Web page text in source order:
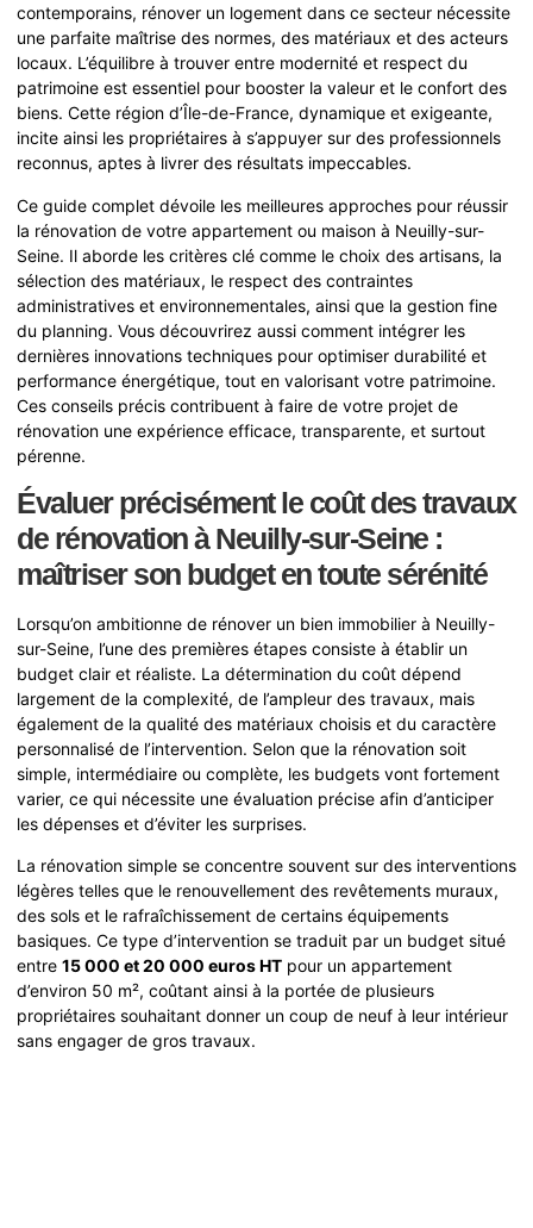
contemporains, rénover un logement dans ce secteur nécessite
une parfaite maîtrise des normes, des matériaux et des acteurs
locaux. L’équilibre à trouver entre modernité et respect du
patrimoine est essentiel pour booster la valeur et le confort des
biens. Cette région d’Île-de-France, dynamique et exigeante,
incite ainsi les propriétaires à s’appuyer sur des professionnels
reconnus, aptes à livrer des résultats impeccables.
Ce guide complet dévoile les meilleures approches pour réussir
la rénovation de votre appartement ou maison à Neuilly-sur-
Seine. Il aborde les critères clé comme le choix des artisans, la
sélection des matériaux, le respect des contraintes
administratives et environnementales, ainsi que la gestion fine
du planning. Vous découvrirez aussi comment intégrer les
dernières innovations techniques pour optimiser durabilité et
performance énergétique, tout en valorisant votre patrimoine.
Ces conseils précis contribuent à faire de votre projet de
rénovation une expérience efficace, transparente, et surtout
pérenne.
Évaluer précisément le coût des travaux
de rénovation à Neuilly-sur-Seine :
maîtriser son budget en toute sérénité
Lorsqu’on ambitionne de rénover un bien immobilier à Neuilly-
sur-Seine, l’une des premières étapes consiste à établir un
budget clair et réaliste. La détermination du coût dépend
largement de la complexité, de l’ampleur des travaux, mais
également de la qualité des matériaux choisis et du caractère
personnalisé de l’intervention. Selon que la rénovation soit
simple, intermédiaire ou complète, les budgets vont fortement
varier, ce qui nécessite une évaluation précise afin d’anticiper
les dépenses et d’éviter les surprises.
La rénovation simple se concentre souvent sur des interventions
légères telles que le renouvellement des revêtements muraux,
des sols et le rafraîchissement de certains équipements
basiques. Ce type d’intervention se traduit par un budget situé
entre 15 000 et 20 000 euros HT pour un appartement
d’environ 50 m², coûtant ainsi à la portée de plusieurs
propriétaires souhaitant donner un coup de neuf à leur intérieur
sans engager de gros travaux.